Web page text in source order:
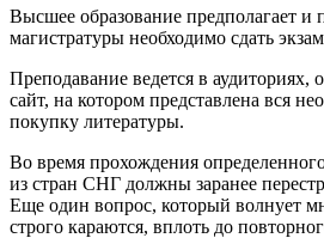
Высшее образование предполагает
магистратуры необходимо сдать
Преподавание ведется в
сайт, на котором представлена вся
покупку литературы.
Во время прохождения
из стран СНГ должны заранее
Еще один вопрос, который волнует
строго караются, вплоть до